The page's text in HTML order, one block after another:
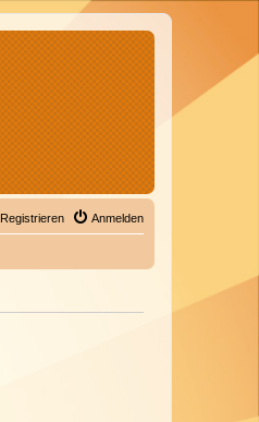
Anmelden
Registrieren